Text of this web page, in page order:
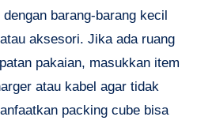
barang-barang kecil
aksesori. Jika ada ruang
pakaian, masukkan item
atau kabel agar tidak
packing cube bisa